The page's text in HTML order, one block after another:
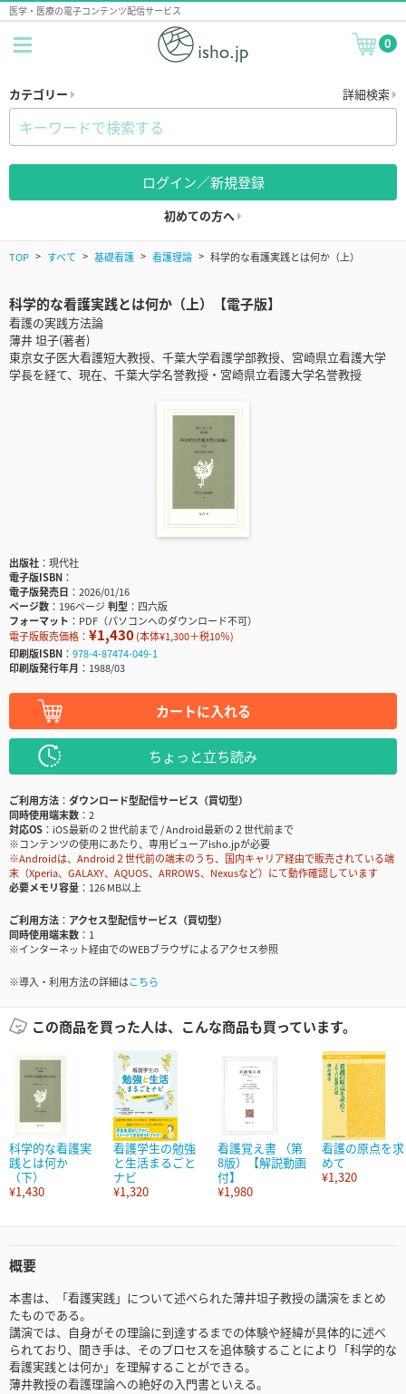
医学・医療の電子コンテンツ配信サービス
0
カテゴリー 詳細検索
ログイン／新規登録
初めての方へ
TOP すべて 基礎看護 看護理論 科学的な看護実践とは何か（上）
科学的な看護実践とは何か（上）【電子版】
看護の実践方法論
薄井 坦子(著者)
東京女子医大看護短大教授、千葉大学看護学部教授、宮崎県立看護大学
学長を経て、現在、千葉大学名誉教授・宮崎県立看護大学名誉教授
出版社
現代社
電子版ISBN
電子版発売日
2026/01/16
ページ数
196ページ判型
四六版
フォーマット
PDF（パソコンへのダウンロード不可）
電子版販売価格： ¥1,430(本体¥1,300＋税10％)
印刷版ISBN
978-4-87474-049-1
印刷版発行年月
1988/03
カートに入れる
ちょっと立ち読み
ご利用方法
ダウンロード型配信サービス（買切型）
同時使用端末数
2
対応OS
iOS最新の２世代前まで / Android最新の２世代前まで
※コンテンツの使用にあたり、専用ビューアisho.jpが必要
※Androidは、Android２世代前の端末のうち、国内キャリア経由で販売されている端
末（Xperia、GALAXY、AQUOS、ARROWS、Nexusなど）にて動作確認しています
必要メモリ容量
126 MB以上
ご利用方法
アクセス型配信サービス（買切型）
同時使用端末数
1
※インターネット経由でのWEBブラウザによるアクセス参照
※導入・利用方法の詳細はこちら
この商品を買った人は、こんな商品も買っています。
科学的な看護実
践とは何か
（下）
¥1,430
看護学生の勉強
と生活まるごと
ナビ
¥1,320
看護覚え書 （第
8版）【解説動画
付】
¥1,980
看護の原点を求
めて
¥1,320
概要
本書は、「看護実践」について述べられた薄井坦子教授の講演をまとめ
たものである。
講演では、自身がその理論に到達するまでの体験や経緯が具体的に述べ
られており、聞き手は、そのプロセスを追体験することにより「科学的な
看護実践とは何か」を理解することができる。
薄井教授の看護理論への絶好の入門書といえる。